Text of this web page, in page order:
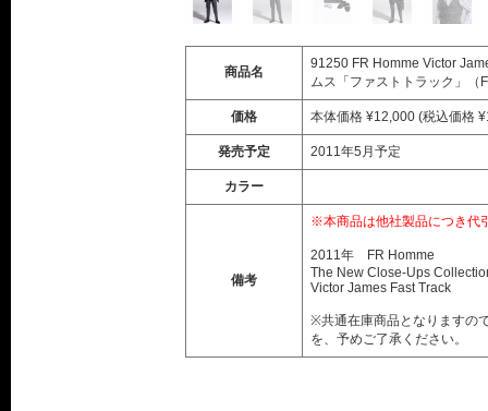
商品名
91250 FR Homme Victor
ムス「ファストトラック」（
価格 本体価格 ¥12,000 (税込価格
発売予定 2011年5月予定
カラー
備考
※本商品は他社製品につき代
2011年 FR Homme
The New Close-Ups
Victor James Fast Track
※共通在庫商品となりますの
を、予めご了承ください。